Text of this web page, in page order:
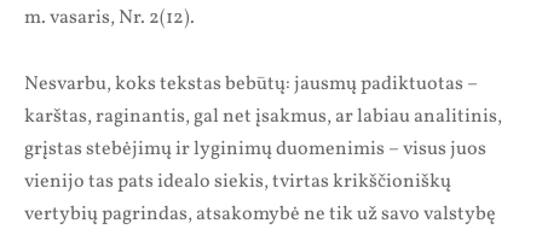
m. vasaris, Nr. 2(12).
Nesvarbu, koks tekstas bebūtų: jausmų padiktuotas –
karštas, raginantis, gal net įsakmus, ar labiau analitinis,
grįstas stebėjimų ir lyginimų duomenimis – visus juos
vienijo tas pats idealo siekis, tvirtas krikščioniškų
vertybių pagrindas, atsakomybė ne tik už savo valstybę